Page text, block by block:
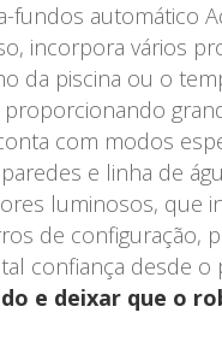
fundos automático
incorpora vários
da piscina ou o
proporcionando
com modos
e linha de
luminosos, que
de configuração,
confiança desde o
e deixar que o